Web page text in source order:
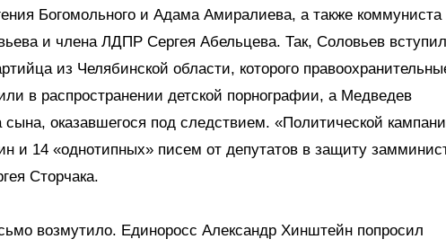
Богомольного и Адама Амиралиева, а также коммуниста
и члена ЛДПР Сергея Абельцева. Так, Соловьев
из Челябинской области, которого
в распространении детской порнографии, а Медведев
сына, оказавшегося под следствием. «Политической
и 14 «однотипных» писем от депутатов в защиту
Сторчака.
возмутило. Единоросс Александр Хинштейн попросил